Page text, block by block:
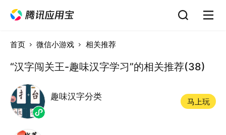
首页 微信小游戏 相关推荐
“汉字闯关王-趣味汉字学习”的相关推荐(38)
趣味汉字分类
马上玩